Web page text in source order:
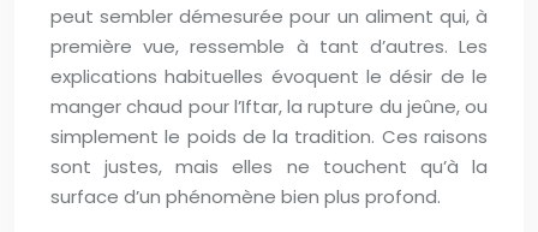
peut sembler démesurée pour un aliment qui, à
première vue, ressemble à tant d’autres. Les
explications habituelles évoquent le désir de le
manger chaud pour l’Iftar, la rupture du jeûne, ou
simplement le poids de la tradition. Ces raisons
sont justes, mais elles ne touchent qu’à la
surface d’un phénomène bien plus profond.